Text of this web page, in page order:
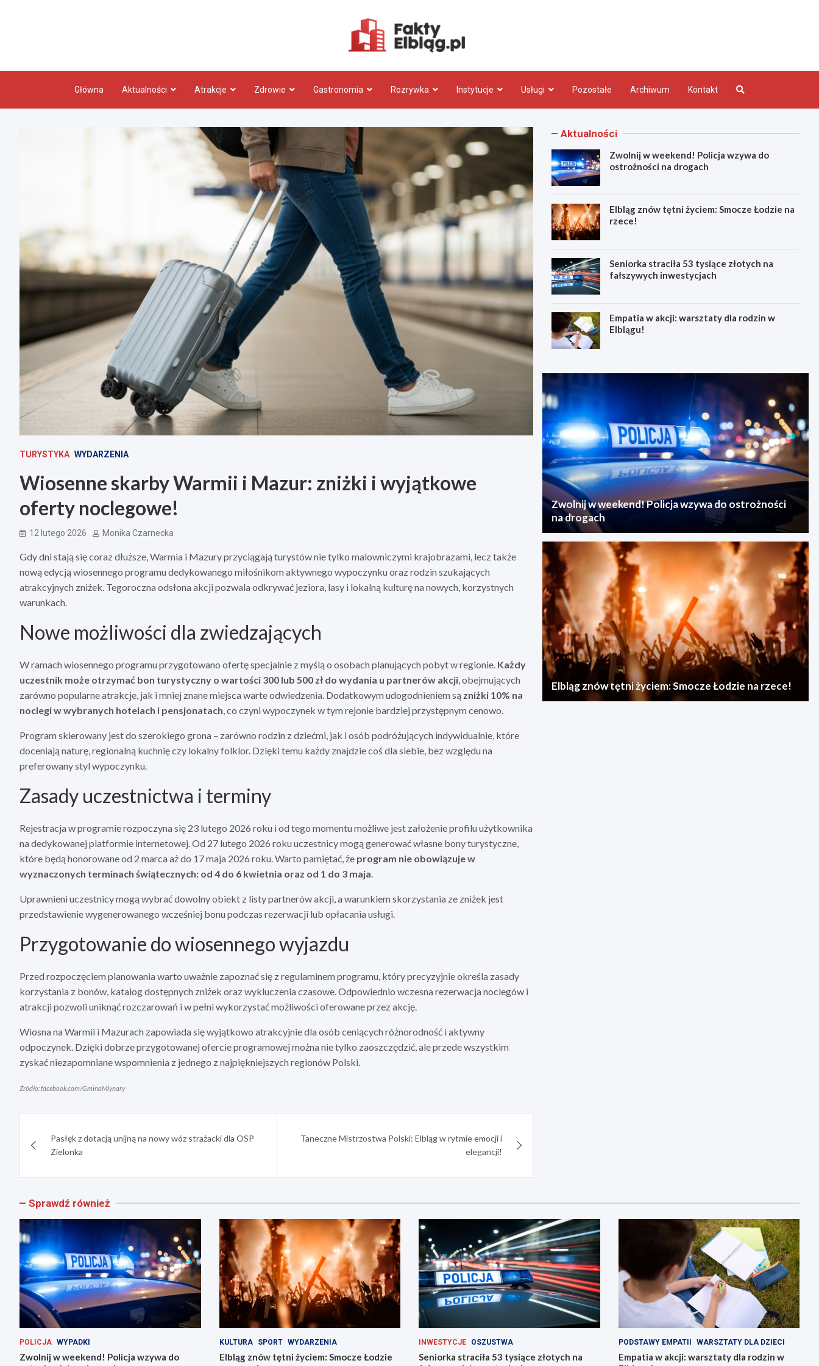
Główna Aktualności Atrakcje Zdrowie Gastronomia Rozrywka Instytucje Usługi Pozostałe Archiwum Kontakt
TURYSTYKA WYDARZENIA
Wiosenne skarby Warmii i Mazur: zniżki i wyjątkowe
oferty noclegowe!
12 lutego 2026 Monika Czarnecka
Gdy dni stają się coraz dłuższe, Warmia i Mazury przyciągają turystów nie tylko malowniczymi krajobrazami, lecz także
nową edycją wiosennego programu dedykowanego miłośnikom aktywnego wypoczynku oraz rodzin szukających
atrakcyjnych zniżek. Tegoroczna odsłona akcji pozwala odkrywać jeziora, lasy i lokalną kulturę na nowych, korzystnych
warunkach.
Nowe możliwości dla zwiedzających
W ramach wiosennego programu przygotowano ofertę specjalnie z myślą o osobach planujących pobyt w regionie. Każdy
uczestnik może otrzymać bon turystyczny o wartości 300 lub 500 zł do wydania u partnerów akcji, obejmujących
zarówno popularne atrakcje, jak i mniej znane miejsca warte odwiedzenia. Dodatkowym udogodnieniem są zniżki 10% na
noclegi w wybranych hotelach i pensjonatach, co czyni wypoczynek w tym rejonie bardziej przystępnym cenowo.
Program skierowany jest do szerokiego grona – zarówno rodzin z dziećmi, jak i osób podróżujących indywidualnie, które
doceniają naturę, regionalną kuchnię czy lokalny folklor. Dzięki temu każdy znajdzie coś dla siebie, bez względu na
preferowany styl wypoczynku.
Zasady uczestnictwa i terminy
Rejestracja w programie rozpoczyna się 23 lutego 2026 roku i od tego momentu możliwe jest założenie profilu użytkownika
na dedykowanej platformie internetowej. Od 27 lutego 2026 roku uczestnicy mogą generować własne bony turystyczne,
które będą honorowane od 2 marca aż do 17 maja 2026 roku. Warto pamiętać, że program nie obowiązuje w
wyznaczonych terminach świątecznych: od 4 do 6 kwietnia oraz od 1 do 3 maja.
Uprawnieni uczestnicy mogą wybrać dowolny obiekt z listy partnerów akcji, a warunkiem skorzystania ze zniżek jest
przedstawienie wygenerowanego wcześniej bonu podczas rezerwacji lub opłacania usługi.
Przygotowanie do wiosennego wyjazdu
Przed rozpoczęciem planowania warto uważnie zapoznać się z regulaminem programu, który precyzyjnie określa zasady
korzystania z bonów, katalog dostępnych zniżek oraz wykluczenia czasowe. Odpowiednio wczesna rezerwacja noclegów i
atrakcji pozwoli uniknąć rozczarowań i w pełni wykorzystać możliwości oferowane przez akcję.
Wiosna na Warmii i Mazurach zapowiada się wyjątkowo atrakcyjnie dla osób ceniących różnorodność i aktywny
odpoczynek. Dzięki dobrze przygotowanej ofercie programowej można nie tylko zaoszczędzić, ale przede wszystkim
zyskać niezapomniane wspomnienia z jednego z najpiękniejszych regionów Polski.
Źródło: facebook.com/GminaMlynary
wpisuPasłęk z dotacją unijną na nowy wóz strażacki dla OSP
Zielonka
Taneczne Mistrzostwa Polski: Elbląg w rytmie emocji i
elegancji!
Aktualności
Zwolnij w weekend! Policja wzywa do
ostrożności na drogach
Elbląg znów tętni życiem: Smocze Łodzie na
rzece!
Seniorka straciła 53 tysiące złotych na
fałszywych inwestycjach
Empatia w akcji: warsztaty dla rodzin w
Elblągu!
Zwolnij w weekend! Policja wzywa do ostrożności
na drogach
Elbląg znów tętni życiem: Smocze Łodzie na rzece!
Sprawdź również
POLICJA WYPADKI
Zwolnij w weekend! Policja wzywa do
KULTURA SPORT WYDARZENIA
Elbląg znów tętni życiem: Smocze Łodzie
INWESTYCJE OSZUSTWA
Seniorka straciła 53 tysiące złotych na
PODSTAWY EMPATII WARSZTATY DLA DZIECI
Empatia w akcji: warsztaty dla rodzin w